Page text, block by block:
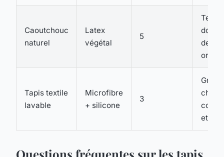
Caoutchouc
naturel
Latex
végétal
5
Tapis textile
lavable
Microfibre
+ silicone
3
choix
et